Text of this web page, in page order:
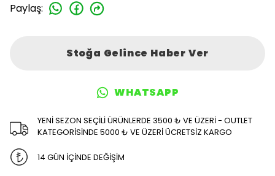
Paylaş:
Stoğa Gelince Haber Ver
WHATSAPP
YENİ SEZON SEÇİLİ ÜRÜNLERDE 3500 ₺ VE ÜZERİ - OUTLET
KATEGORİSİNDE 5000 ₺ VE ÜZERİ ÜCRETSİZ KARGO
14 GÜN İÇİNDE DEĞİŞİM